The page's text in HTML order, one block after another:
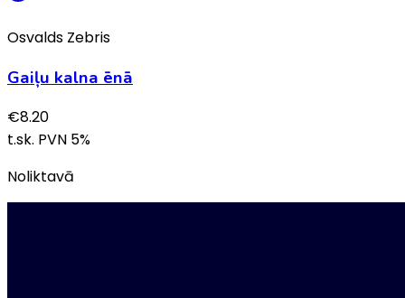
Osvalds Zebris
Gaiļu kalna ēnā
€8.20
t.sk. PVN 5%
Noliktavā